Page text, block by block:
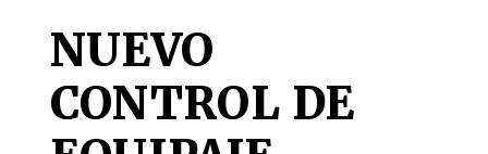
NUEVO
CONTROL DE